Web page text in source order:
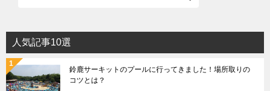
人気記事10選
鈴鹿サーキットのプールに行ってきました！場所取りの
コツとは？